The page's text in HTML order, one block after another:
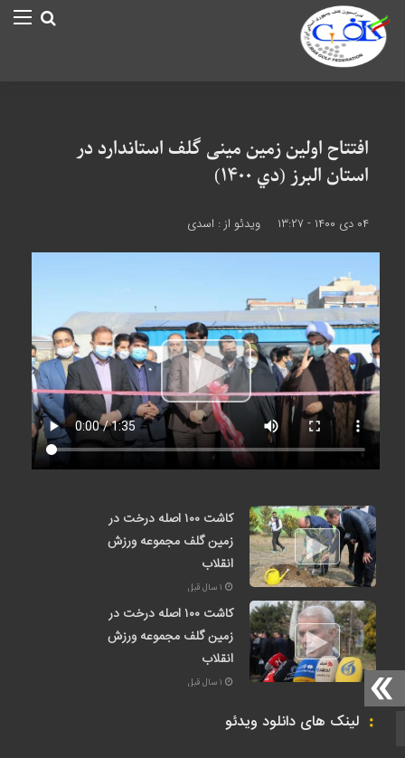
صفحه نخست
افتتاح اولین زمین مینی گلف استاندارد در
استان البرز (دي ۱۴۰۰)
۰۴ دی ۱۴۰۰ - ۱۳:۲۷ ویدئو از : اسدي
کاشت ۱۰۰ اصله درخت در
زمین گلف مجموعه ورزش
انقلاب
کاشت ۱۰۰ اصله درخت در
زمین گلف مجموعه ورزش
انقلاب
لینک های دانلود ویدئو